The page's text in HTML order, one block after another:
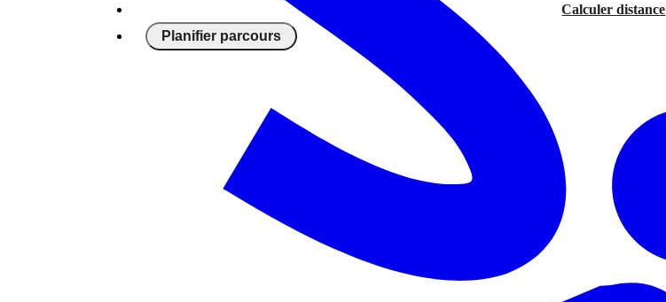
Calculer distance
Planifier parcours